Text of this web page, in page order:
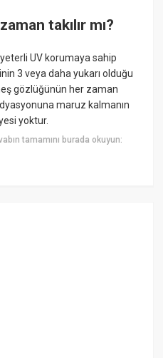
takılır mı?
UV korumaya sahip
3 veya daha yukarı olduğu
gözlüğünün her zaman
maruz kalmanın
yoktur.
tamamını burada okuyun: